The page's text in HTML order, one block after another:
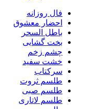
فال روزانه
احضار معشوق
باطل السحر
بخت گشایی
چشم زخم
خشت سفید
سرکتاب
طلسم ثروت
طلسم صبی
طلسم لاتاری